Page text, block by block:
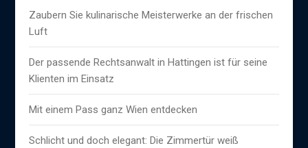
Zaubern Sie kulinarische Meisterwerke an der frischen
Luft
Der passende Rechtsanwalt in Hattingen ist für seine
Klienten im Einsatz
Mit einem Pass ganz Wien entdecken
Schlicht und doch elegant: Die Zimmertür weiß